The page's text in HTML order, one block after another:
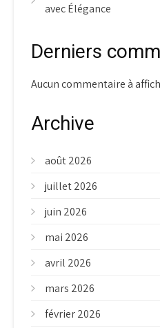
avec Élégance
Derniers
Aucun commentaire à
Archive
août 2026
juillet 2026
juin 2026
mai 2026
avril 2026
mars 2026
février 2026